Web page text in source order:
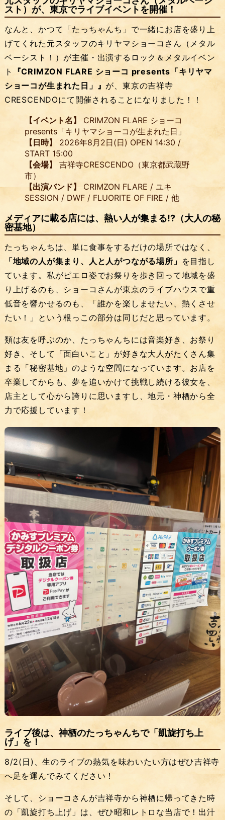
スト）が、東京でライブイベントを開催！
なんと、かつて「たっちゃんち」で一緒にお店を盛り上
げてくれた元スタッフのキリヤマショーコさん（メタル
ベーシスト！）が主催・出演するロック＆メタルイベン
ト
『CRIMZON FLARE ショーコ presents「キリヤマ
ショーコが生まれた日」』 が、東京の吉祥寺
CRESCENDOにて開催されることになりました！！
【イベント名】
CRIMZON FLARE ショーコ
presents「キリヤマショーコが生まれた日」
【日時】
2026年8月2日(日) OPEN 14:30 /
START 15:00
【会場】
吉祥寺CRESCENDO（東京都武蔵野
市）
【出演バンド】
CRIMZON FLARE / ユキ
SESSION / DWF / FLUORITE OF FIRE / 他
メディアに載る店には、熱い人が集まる!?（大人の秘
密基地）
たっちゃんちは、単に食事をするだけの場所ではなく、
「地域の人が集まり、人と人がつながる場所」 を目指し
ています。私がピエロ姿でお祭りを歩き回って地域を盛
り上げるのも、ショーコさんが東京のライブハウスで重
低音を響かせるのも、「誰かを楽しませたい、熱くさせ
たい！」という根っこの部分は同じだと思っています。
類は友を呼ぶのか、たっちゃんちには音楽好き、お祭り
好き、そして「面白いこと」が好きな大人がたくさん集
まる「秘密基地」のような空間になっています。お店を
卒業してからも、夢を追いかけて挑戦し続ける彼女を、
店主として心から誇りに思いますし、地元・神栖から全
力で応援しています！
ライブ後は、神栖のたっちゃんちで「凱旋打ち上
げ」を！
8/2(日)、生のライブの熱気を味わいたい方はぜひ吉祥寺
へ足を運んでみてください！
そして、ショーコさんが吉祥寺から神栖に帰ってきた時
の「凱旋打ち上げ」は、ぜひ昭和レトロな当店で！出汁